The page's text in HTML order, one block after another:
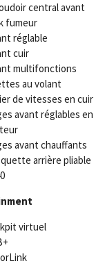
central avant
fumeur
réglable
cuir
multifonctions
au volant
de vitesses en cuir
avant réglables en
avant chauffants
arrière pliable
virtuel